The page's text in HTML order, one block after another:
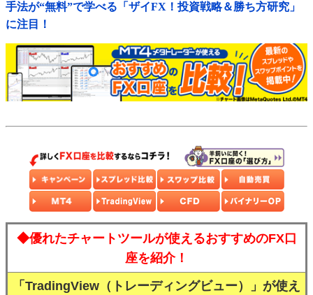
手法が“無料”で学べる「ザイFX！投資戦略＆勝ち方研究」
に注目！
◆優れたチャートツールが使えるおすすめのFX口
座を紹介！
「TradingView（トレーディングビュー）」が使え